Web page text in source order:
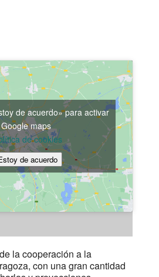
de acuerdo» para activar
Google maps
de cookies
de acuerdo
la cooperación a la
con una gran cantidad